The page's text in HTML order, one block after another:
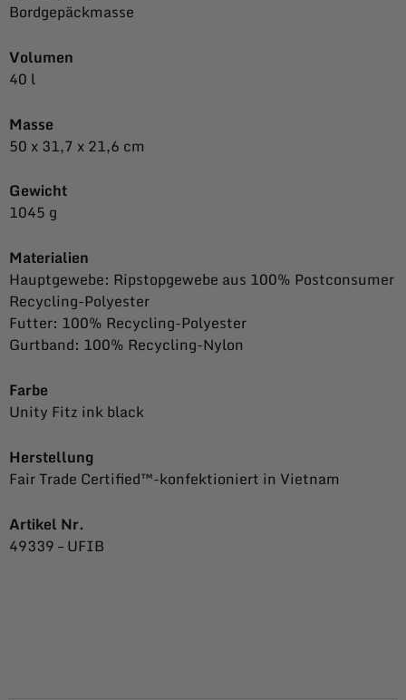
Bordgepäckmasse
Volumen
40 l
Masse
50 x 31,7 x 21,6 cm
Gewicht
1045 g
Materialien
Hauptgewebe: Ripstopgewebe aus 100% Postconsumer
Recycling-Polyester
Futter: 100% Recycling-Polyester
Gurtband: 100% Recycling-Nylon
Farbe
Unity Fitz ink black
Herstellung
Fair Trade Certified™-konfektioniert in Vietnam
Artikel Nr.
49339 –UFIB